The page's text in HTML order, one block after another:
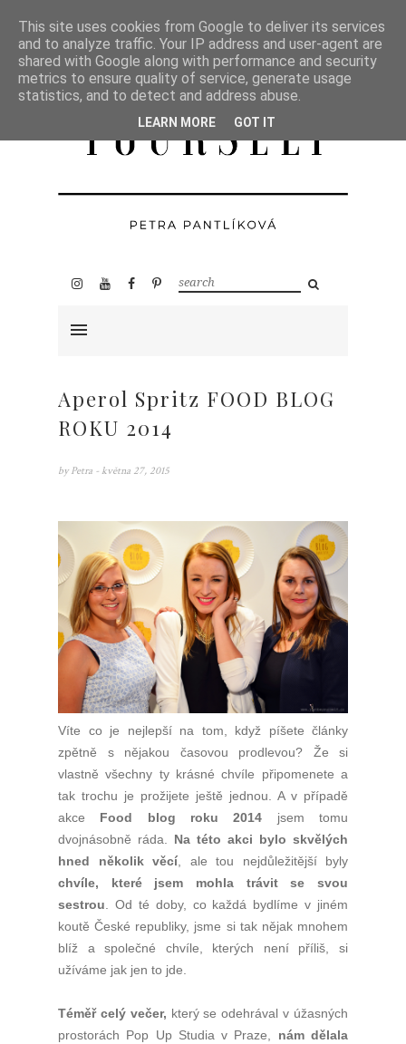
Aperol Spritz FOOD BLOG
ROKU 2014
by Petra - května 27, 2015
Víte co je nejlepší na tom, když píšete články
zpětně s nějakou časovou prodlevou? Že si
vlastně všechny ty krásné chvíle připomenete a
tak trochu je prožijete ještě jednou. A v případě
akce Food blog roku 2014 jsem tomu
dvojnásobně ráda. Na této akci bylo skvělých
hned několik věcí, ale tou nejdůležitější byly
chvíle, které jsem mohla trávit se svou
sestrou. Od té doby, co každá bydlíme v jiném
koutě České republiky, jsme si tak nějak mnohem
blíž a společné chvíle, kterých není příliš, si
užíváme jak jen to jde.
Téměř celý večer, který se odehrával v úžasných
prostorách Pop Up Studia v Praze, nám dělala
This site uses cookies from Google to deliver its services
and to analyze traffic. Your IP address and user-agent are
shared with Google along with performance and security
metrics to ensure quality of service, generate usage
statistics, and to detect and address abuse.
LEARN MORE GOT IT